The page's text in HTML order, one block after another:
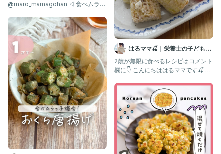
@maro_mamagohan ◁ 食べムラっ
はるママ🍒｜栄養士の子どもと
食べる30分献立
2歳が無限に食べるレシピはコメント
欄に👇 こんにちははるママです🍒 2